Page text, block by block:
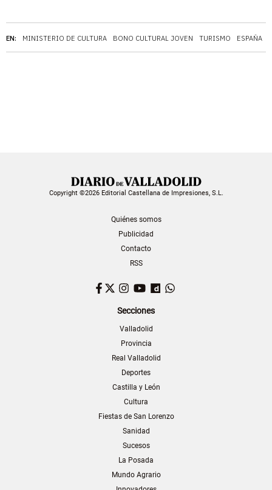
EN: MINISTERIO DE CULTURA BONO CULTURAL JOVEN TURISMO ESPAÑA
Copyright ©2026 Editorial Castellana de Impresiones, S.L.
Quiénes somos
Publicidad
Contacto
RSS
Facebook
TwitterInstagram
YouTubeDailymotion
Secciones
Valladolid
Provincia
Real Valladolid
Deportes
Castilla y León
Cultura
Fiestas de San Lorenzo
Sanidad
Sucesos
La Posada
Mundo Agrario